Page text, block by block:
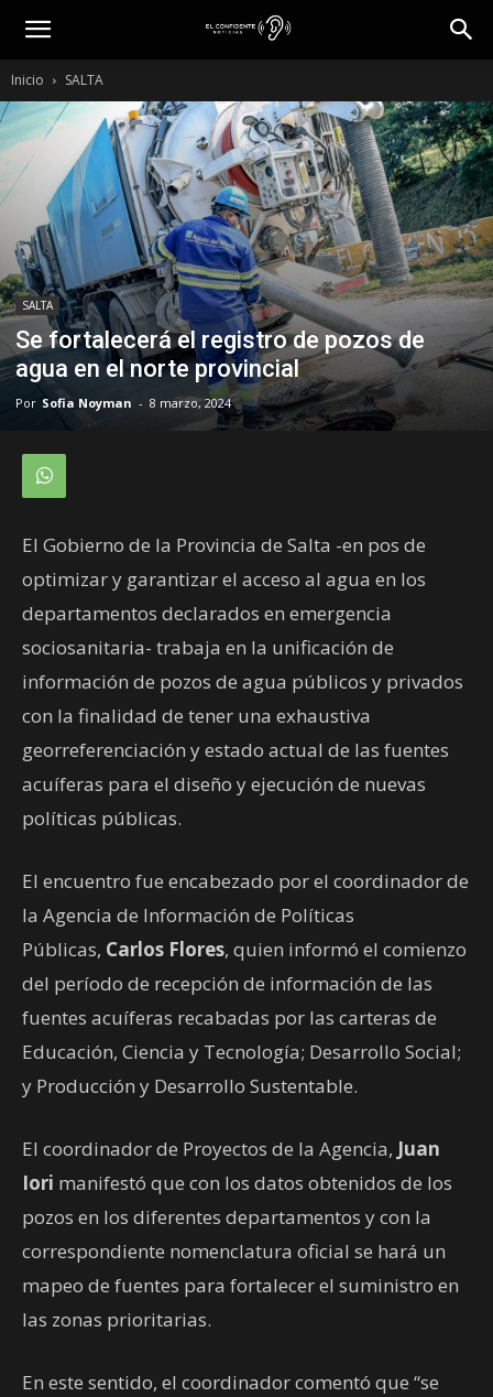
Inicio SALTA
SALTA
Se fortalecerá el registro de pozos de
agua en el norte provincial
Por Sofia Noyman - 8 marzo, 2024
El Gobierno de la Provincia de Salta -en pos de
optimizar y garantizar el acceso al agua en los
departamentos declarados en emergencia
sociosanitaria- trabaja en la unificación de
información de pozos de agua públicos y privados
con la finalidad de tener una exhaustiva
georreferenciación y estado actual de las fuentes
acuíferas para el diseño y ejecución de nuevas
políticas públicas.
El encuentro fue encabezado por el coordinador de
la Agencia de Información de Políticas
Públicas, Carlos Flores, quien informó el comienzo
del período de recepción de información de las
fuentes acuíferas recabadas por las carteras de
Educación, Ciencia y Tecnología; Desarrollo Social;
y Producción y Desarrollo Sustentable.
El coordinador de Proyectos de la Agencia, Juan
Iori manifestó que con los datos obtenidos de los
pozos en los diferentes departamentos y con la
correspondiente nomenclatura oficial se hará un
mapeo de fuentes para fortalecer el suministro en
las zonas prioritarias.
En este sentido, el coordinador comentó que “se